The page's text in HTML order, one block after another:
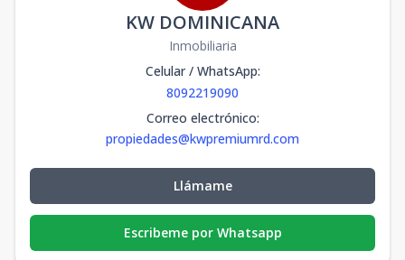
KW DOMINICANA
Inmobiliaria
Celular / WhatsApp:
8092219090
Correo electrónico:
propiedades@kwpremiumrd.com
Llámame
Escribeme por Whatsapp